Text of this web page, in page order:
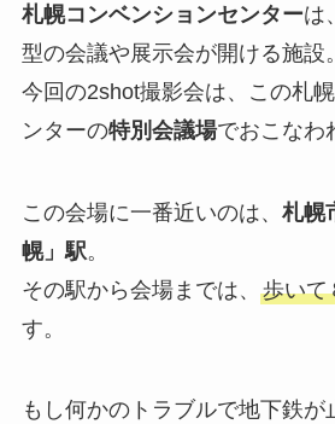
札幌コンベンションセンターは
型の会議や展示会が開ける施設。
今回の2shot撮影会は、この札
ンターの特別会議場でおこなわ
この会場に一番近いのは、 札幌
幌」駅。
その駅から会場までは、 歩いて
す。
もし何かのトラブルで地下鉄が